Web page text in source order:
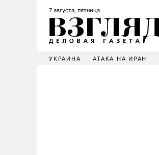
7 августа, пятница
УКРАИНА АТАКА НА ИРАН